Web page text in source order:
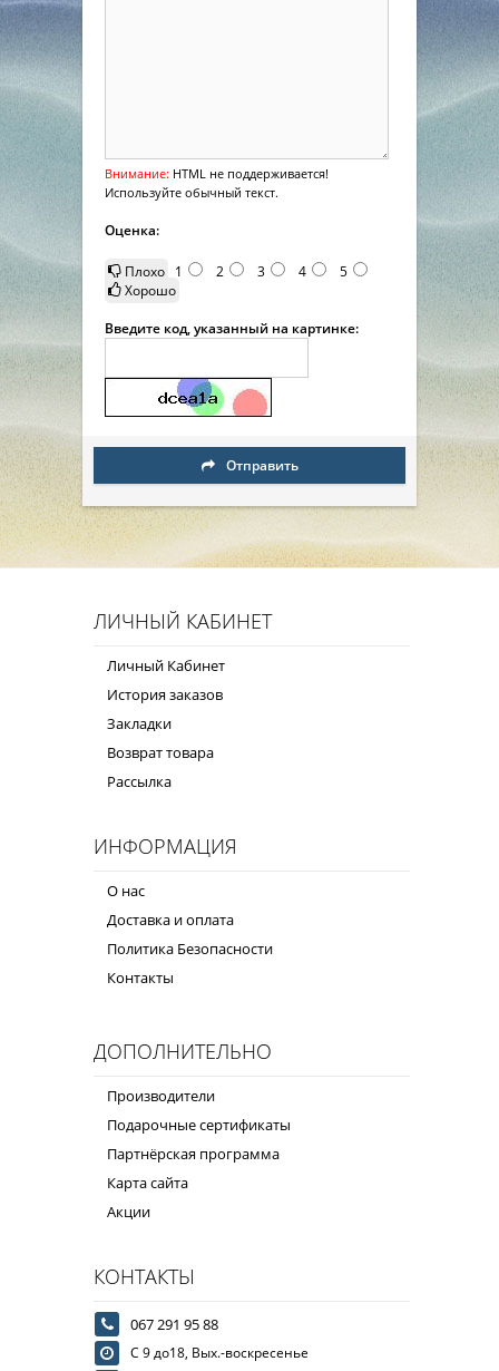
Внимание: HTML не поддерживается!
Используйте обычный текст.
Оценка:
Плохо 1 2 3 4
5
Хорошо
Введите код, указанный на картинке:
Отправить
ЛИЧНЫЙ КАБИНЕТ
Личный Кабинет
История заказов
Закладки
Возврат товара
Рассылка
ИНФОРМАЦИЯ
О нас
Доставка и оплата
Политика Безопасности
Контакты
ДОПОЛНИТЕЛЬНО
Производители
Подарочные сертификаты
Партнёрская программа
Карта сайта
Акции
КОНТАКТЫ
067 291 95 88
С 9 до18, Вых.-воскресенье